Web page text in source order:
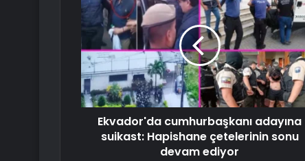
Ekvador'da cumhurbaşkanı adayına
suikast: Hapishane çetelerinin sonu
devam ediyor